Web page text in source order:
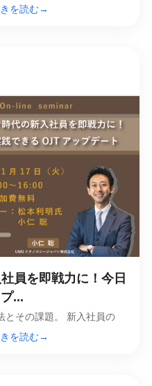
を読む→
員を即戦力に！今日
...
とその課題。 新入社員の
を読む→